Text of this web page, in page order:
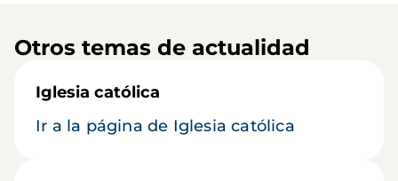
Otros temas de actualidad
Iglesia católica
Ir a la página de Iglesia católica